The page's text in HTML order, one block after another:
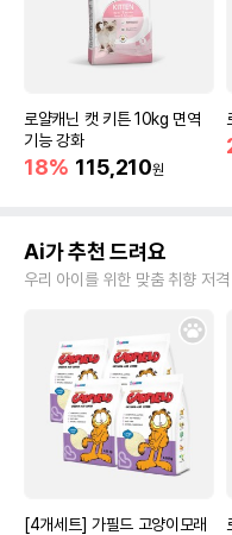
로얄캐닌 캣 키튼 10kg 면역
기능 강화
18% 115,210원
Ai가 추천 드려요
우리 아이를 위한 맞춤 취향 저
[4개세트] 가필드 고양이모래